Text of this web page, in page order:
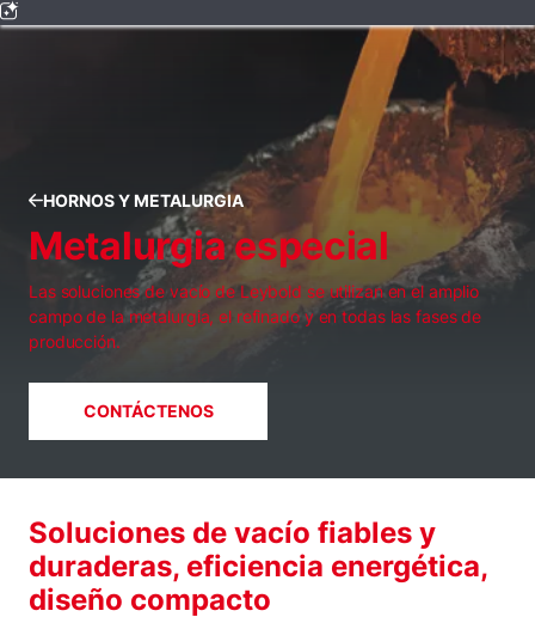
HORNOS Y METALURGIA
Metalurgia especial
Las soluciones de vacío de Leybold se utilizan en el amplio
campo de la metalurgia, el refinado y en todas las fases de
producción.
CONTÁCTENOS
Soluciones de vacío fiables y
duraderas, eficiencia energética,
diseño compacto